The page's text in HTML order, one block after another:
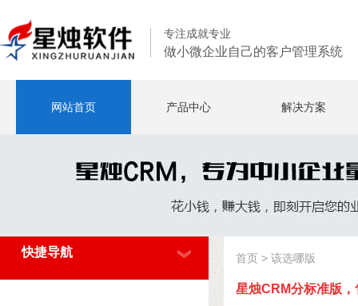
专注成就专业
做小微企业自己的客户管理系统
网站首页 产品中心 解决方案
快捷导航 首页 > 该选哪版
星烛CRM分标准版